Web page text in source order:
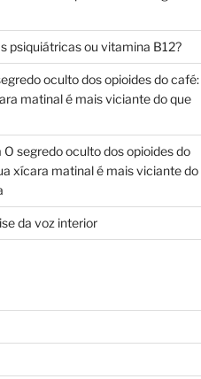
psiquiátricas ou vitamina B12?
oculto dos opioides do café:
matinal é mais viciante do que
O segredo oculto dos opioides do
xícara matinal é mais viciante do
da voz interior